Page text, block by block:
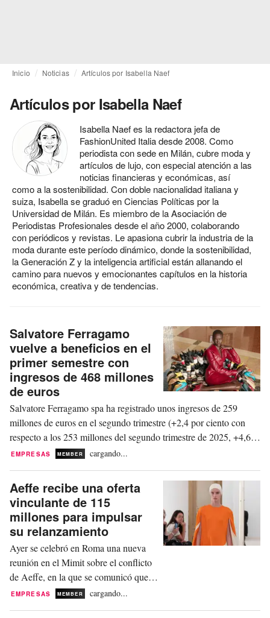
Inicio Noticias Artículos por Isabella Naef
Artículos por Isabella Naef
Isabella Naef es la redactora jefa de
FashionUnited Italia desde 2008. Como
periodista con sede en Milán, cubre moda y
artículos de lujo, con especial atención a las
noticias financieras y económicas, así
como a la sostenibilidad. Con doble nacionalidad italiana y
suiza, Isabella se graduó en Ciencias Políticas por la
Universidad de Milán. Es miembro de la Asociación de
Periodistas Profesionales desde el año 2000, colaborando
con periódicos y revistas. Le apasiona cubrir la industria de la
moda durante este período dinámico, donde la sostenibilidad,
la Generación Z y la inteligencia artificial están allanando el
camino para nuevos y emocionantes capítulos en la historia
económica, creativa y de tendencias.
Salvatore Ferragamo
vuelve a beneficios en el
primer semestre con
ingresos de 468 millones
de euros
Salvatore Ferragamo spa ha registrado unos ingresos de 259
millones de euros en el segundo trimestre (+2,4 por ciento con
respecto a los 253 millones del segundo trimestre de 2025, +4,6
por ciento a tipos de cambio constantes y +2,4 por ciento a tipos
EMPRESAS MEMBER cargando...
Aeffe recibe una oferta
vinculante de 115
millones para impulsar
su relanzamiento
Ayer se celebró en Roma una nueva
reunión en el Mimit sobre el conflicto
de Aeffe, en la que se comunicó que la
familia Ferretti, actual propietaria del
EMPRESAS MEMBER cargando...